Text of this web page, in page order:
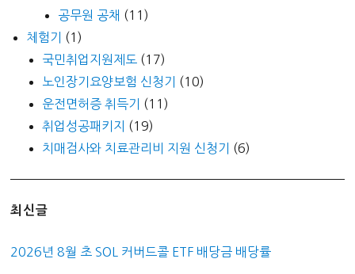
공무원 공채 (11)
체험기
(1)
국민취업지원제도 (17)
노인장기요양보험 신청기
(10)
운전면허증 취득기
(11)
취업성공패키지
(19)
치매검사와 치료관리비 지원 신청기
(6)
최신글
2026년 8월 초 SOL 커버드콜 ETF 배당금 배당률